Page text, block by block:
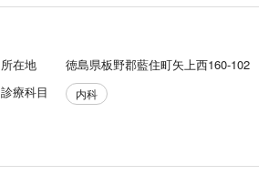
所在地
徳島県板野郡藍住町矢上西160-102
診療科目
内科